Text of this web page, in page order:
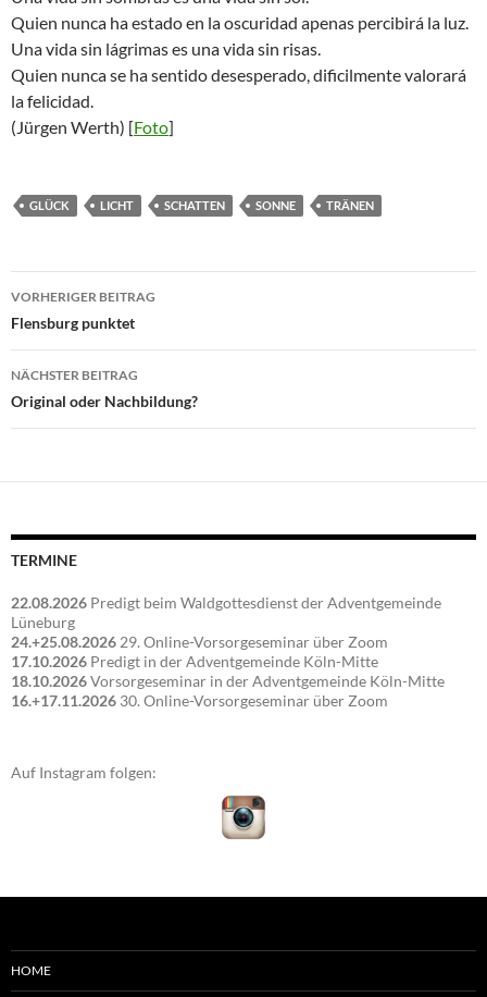
Quien nunca ha estado en la oscuridad apenas percibirá la luz.
Una vida sin lágrimas es una vida sin risas.
Quien nunca se ha sentido desesperado, dificilmente valorará
la felicidad.
(Jürgen Werth) [Foto]
GLÜCK LICHT SCHATTEN SONNE TRÄNEN
Beitragsnavigation
VORHERIGER BEITRAG
Flensburg punktet
NÄCHSTER BEITRAG
Original oder Nachbildung?
TERMINE
22.08.2026 Predigt beim Waldgottesdienst der Adventgemeinde
Lüneburg
24.+25.08.202629. Online-Vorsorgeseminar über Zoom
17.10.2026 Predigt in der Adventgemeinde Köln-Mitte
18.10.2026Vorsorgeseminar in der Adventgemeinde Köln-Mitte
16.+17.11.2026 30. Online-Vorsorgeseminar über Zoom
Auf Instagram folgen:
HOME